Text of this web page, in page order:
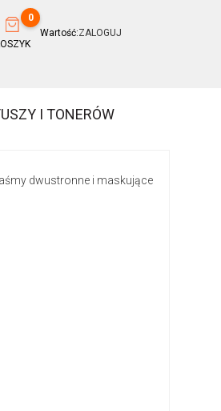
0
Wartość:ZALOGUJ
I TONERÓW
dwustronne i maskujące